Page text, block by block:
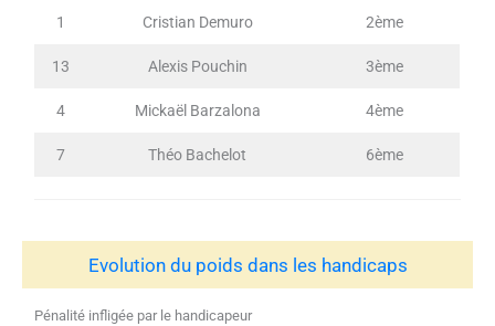
1 Cristian Demuro 2ème
13 Alexis Pouchin 3ème
4 Mickaël Barzalona 4ème
7 Théo Bachelot 6ème
Evolution du poids dans les handicaps
Pénalité infligée par le handicapeur